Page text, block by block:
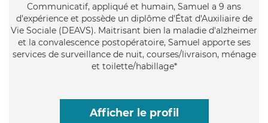
Communicatif, appliqué et humain, Samuel a 9 ans
d'expérience et possède un diplôme d'État d'Auxiliaire de
Vie Sociale (DEAVS). Maitrisant bien la maladie d'alzheimer
et la convalescence postopératoire, Samuel apporte ses
services de surveillance de nuit, courses/livraison, ménage
et toilette/habillage*
Afficher le profil